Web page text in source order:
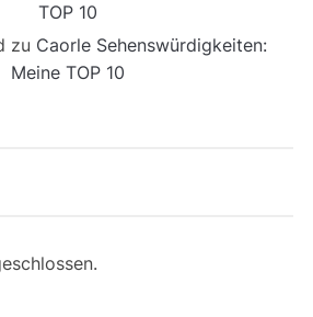
TOP 10
zu Caorle Sehenswürdigkeiten:
Meine TOP 10